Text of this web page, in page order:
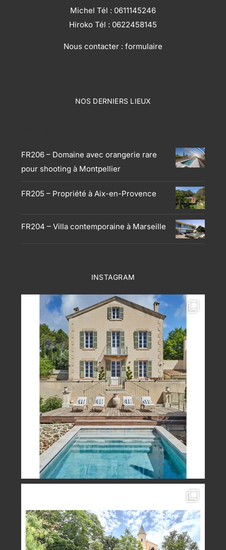
Michel Tél : 0611145246
Hiroko Tél : 0622458145
Nous contacter : formulaire
NOS DERNIERS LIEUX
FR206 – Domaine avec orangerie rare
pour shooting à Montpellier
FR205 – Propriété à Aix-en-Provence
FR204 – Villa contemporaine à Marseille
INSTAGRAM